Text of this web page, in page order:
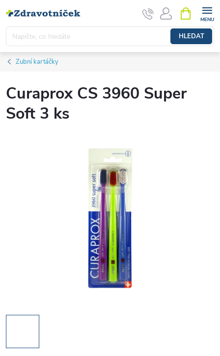
HLEDAT
Zubní kartáčky
Curaprox CS 3960 Super
Soft 3 ks